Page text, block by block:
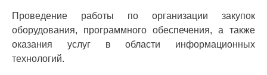
Проведение работы по организации закупок
оборудования, программного обеспечения, а также
оказания услуг в области информационных
технологий.